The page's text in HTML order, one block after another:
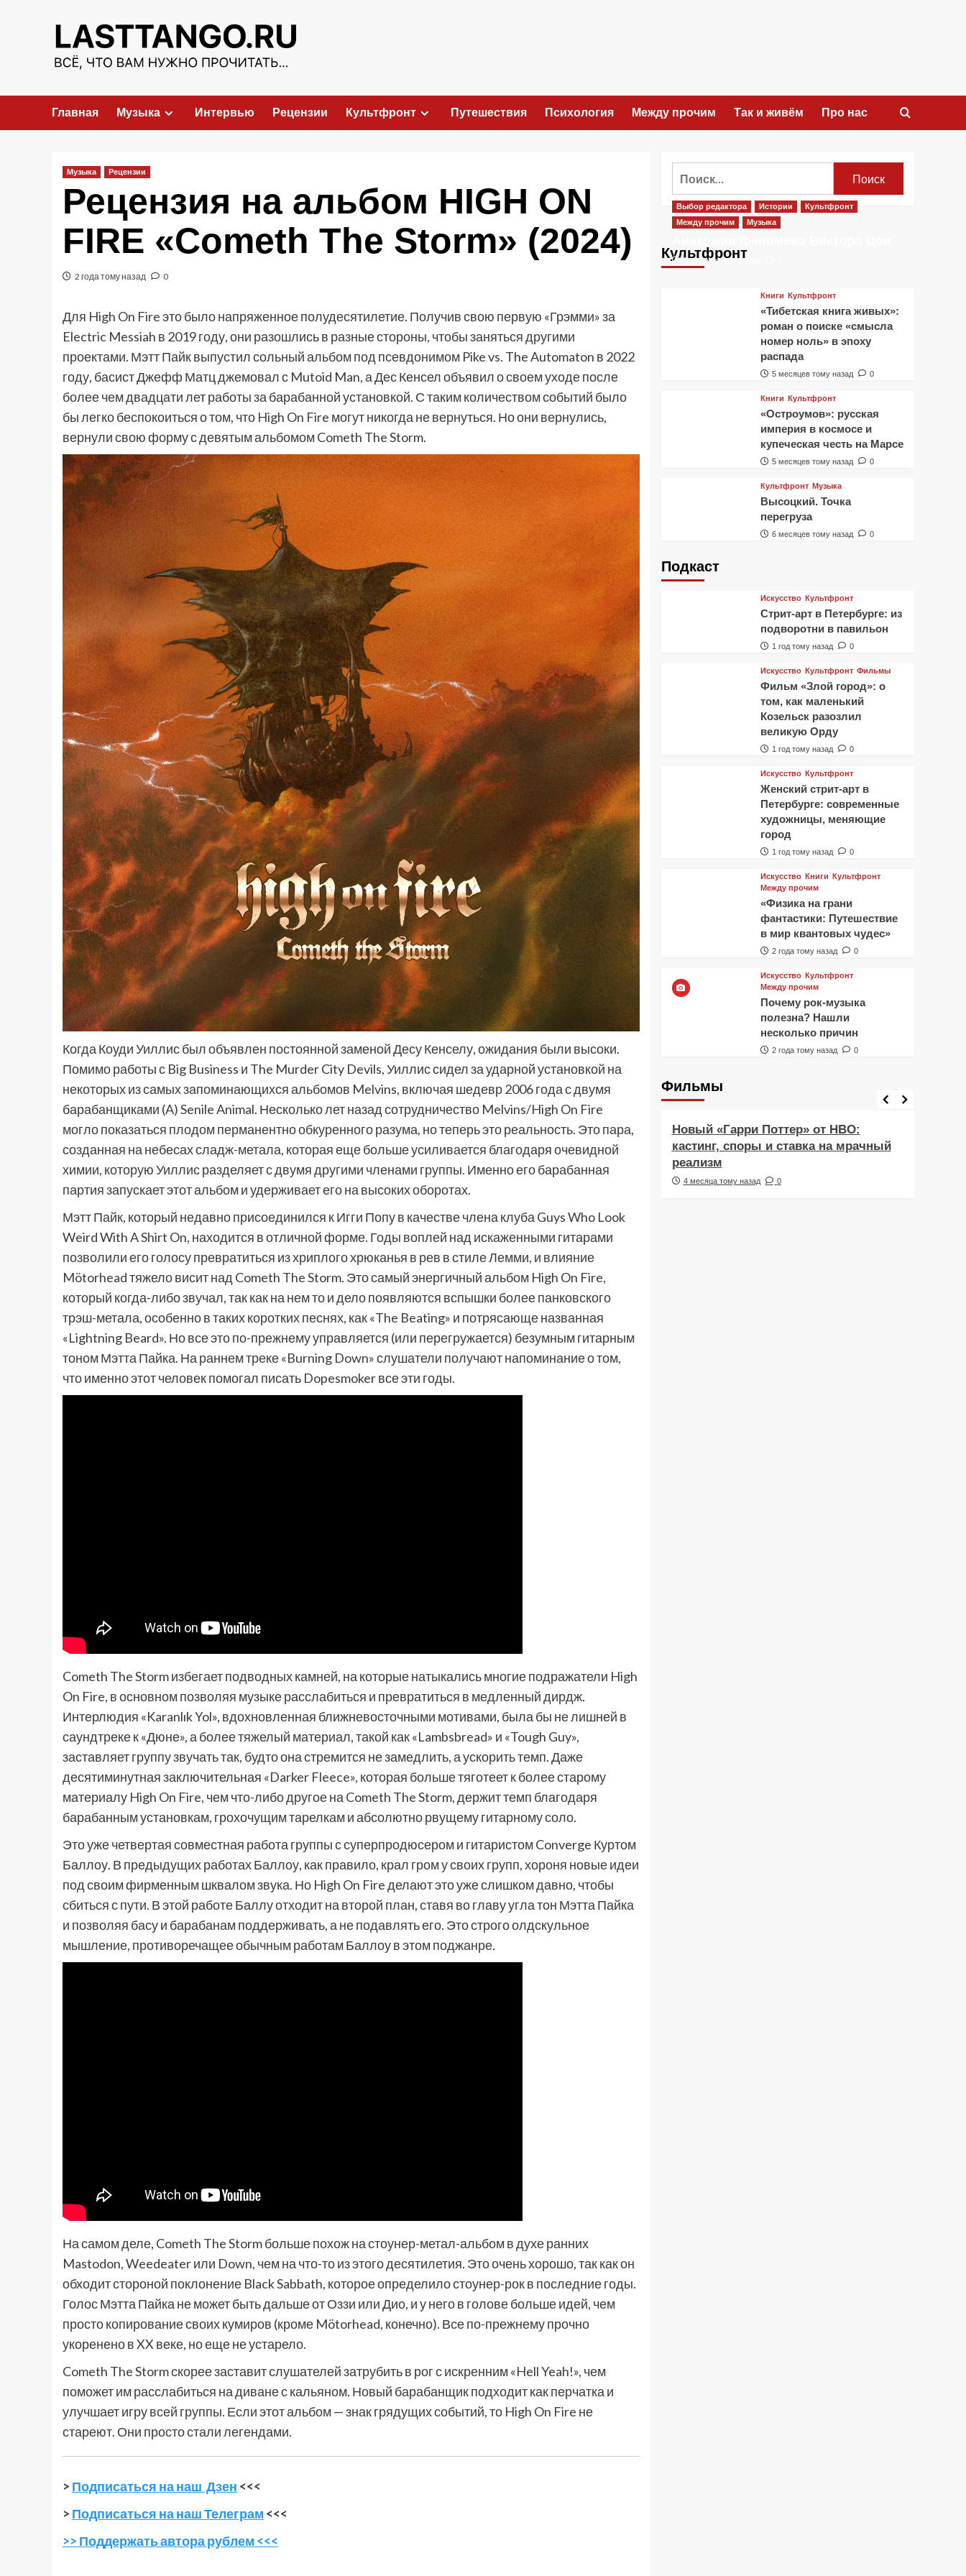
содержимому
Главная Музыка Интервью Рецензии Культфронт Путешествия Психология Между прочим Так и живём Про нас
Музыка Рецензии
Рецензия на альбом HIGH ON
FIRE «Cometh The Storm» (2024)
2 года тому назад 0
Для High On Fire это было напряженное полудесятилетие. Получив свою первую «Грэмми» за
Electric Messiah в 2019 году, они разошлись в разные стороны, чтобы заняться другими
проектами. Мэтт Пайк выпустил сольный альбом под псевдонимом Pike vs. The Automaton в 2022
году, басист Джефф Матц джемовал с Mutoid Man, а Дес Кенсел объявил о своем уходе после
более чем двадцати лет работы за барабанной установкой. С таким количеством событий было
бы легко беспокоиться о том, что High On Fire могут никогда не вернуться. Но они вернулись,
вернули свою форму с девятым альбомом Cometh The Storm.
Когда Коуди Уиллис был объявлен постоянной заменой Десу Кенселу, ожидания были высоки.
Помимо работы с Big Business и The Murder City Devils, Уиллис сидел за ударной установкой на
некоторых из самых запоминающихся альбомов Melvins, включая шедевр 2006 года с двумя
барабанщиками (A) Senile Animal. Несколько лет назад сотрудничество Melvins/High On Fire
могло показаться плодом перманентно обкуренного разума, но теперь это реальность. Это пара,
созданная на небесах сладж-метала, которая еще больше усиливается благодаря очевидной
химии, которую Уиллис разделяет с двумя другими членами группы. Именно его барабанная
партия запускает этот альбом и удерживает его на высоких оборотах.
Мэтт Пайк, который недавно присоединился к Игги Попу в качестве члена клуба Guys Who Look
Weird With A Shirt On, находится в отличной форме. Годы воплей над искаженными гитарами
позволили его голосу превратиться из хриплого хрюканья в рев в стиле Лемми, и влияние
Mötorhead тяжело висит над Cometh The Storm. Это самый энергичный альбом High On Fire,
который когда-либо звучал, так как на нем то и дело появляются вспышки более панковского
трэш-метала, особенно в таких коротких песнях, как «The Beating» и потрясающе названная
«Lightning Beard». Но все это по-прежнему управляется (или перегружается) безумным гитарным
тоном Мэтта Пайка. На раннем треке «Burning Down» слушатели получают напоминание о том,
что именно этот человек помогал писать Dopesmoker все эти годы.
Cometh The Storm избегает подводных камней, на которые натыкались многие подражатели High
On Fire, в основном позволяя музыке расслабиться и превратиться в медленный дирдж.
Интерлюдия «Karanlık Yol», вдохновленная ближневосточными мотивами, была бы не лишней в
саундтреке к «Дюне», а более тяжелый материал, такой как «Lambsbread» и «Tough Guy»,
заставляет группу звучать так, будто она стремится не замедлить, а ускорить темп. Даже
десятиминутная заключительная «Darker Fleece», которая больше тяготеет к более старому
материалу High On Fire, чем что-либо другое на Cometh The Storm, держит темп благодаря
барабанным установкам, грохочущим тарелкам и абсолютно рвущему гитарному соло.
Это уже четвертая совместная работа группы с суперпродюсером и гитаристом Converge Куртом
Баллоу. В предыдущих работах Баллоу, как правило, крал гром у своих групп, хороня новые идеи
под своим фирменным шквалом звука. Но High On Fire делают это уже слишком давно, чтобы
сбиться с пути. В этой работе Баллу отходит на второй план, ставя во главу угла тон Мэтта Пайка
и позволяя басу и барабанам поддерживать, а не подавлять его. Это строго олдскульное
мышление, противоречащее обычным работам Баллоу в этом поджанре.
На самом деле, Cometh The Storm больше похож на стоунер-метал-альбом в духе ранних
Mastodon, Weedeater или Down, чем на что-то из этого десятилетия. Это очень хорошо, так как он
обходит стороной поклонение Black Sabbath, которое определило стоунер-рок в последние годы.
Голос Мэтта Пайка не может быть дальше от Оззи или Дио, и у него в голове больше идей, чем
просто копирование своих кумиров (кроме Mötorhead, конечно). Все по-прежнему прочно
укоренено в XX веке, но еще не устарело.
Cometh The Storm скорее заставит слушателей затрубить в рог с искренним «Hell Yeah!», чем
поможет им расслабиться на диване с кальяном. Новый барабанщик подходит как перчатка и
улучшает игру всей группы. Если этот альбом — знак грядущих событий, то High On Fire не
стареют. Они просто стали легендами.
> Подписаться на наш Дзен <<<
> Подписаться на наш Телеграм <<<
>> Поддержать автора рублем <<<
Культфронт
Выбор редактора Истории
Культфронт
Между прочим
Музыка
2 месяца тому назад
Книги Культфронт
«Тибетская книга живых»:
роман о поиске «смысла
номер ноль» в эпоху
распада
5 месяцев тому назад 0
Книги Культфронт
«Остроумов»: русская
империя в космосе и
купеческая честь на Марсе
5 месяцев тому назад 0
Культфронт Музыка
Высоцкий. Точка
перегруза
6 месяцев тому назад 0
Подкаст
Искусство Культфронт
Стрит-арт в Петербурге: из
подворотни в павильон
1 год тому назад 0
Искусство Культфронт Фильмы
Фильм «Злой город»: о
том, как маленький
Козельск разозлил
великую Орду
1 год тому назад 0
Искусство Культфронт
Женский стрит-арт в
Петербурге: современные
художницы, меняющие
город
1 год тому назад 0
Искусство Книги Культфронт
Между прочим
«Физика на грани
фантастики: Путешествие
в мир квантовых чудес»
2 года тому назад 0
Искусство Культфронт
Между прочим
Почему рок-музыка
полезна? Нашли
несколько причин
2 года тому назад 0
Фильмы
Фильмы
«Как приручить лису»: триллер,
который охотится не за маньяком, а
за человеческими слабостями
Фильмы
Новый «Гарри Поттер» от HBO:
кастинг, споры и ставка на мрачный
реализм
4 месяца тому назад 0